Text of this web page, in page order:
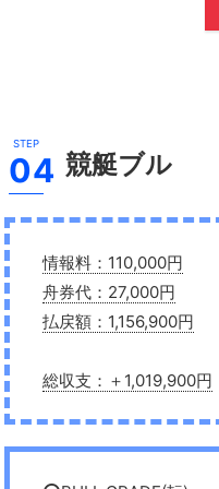
競艇ブル
情報料：110,000円
舟券代：27,000円
払戻額：1,156,900円
総収支：＋1,019,900円